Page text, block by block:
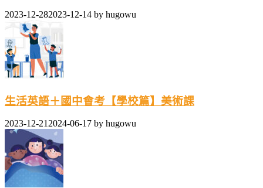
2023-12-282023-12-14 by hugowu
生活英語＋國中會考【學校篇】美術課
2023-12-212024-06-17 by hugowu